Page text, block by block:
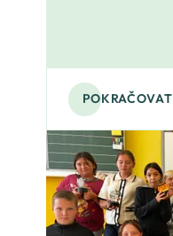
POKRAČOVAT